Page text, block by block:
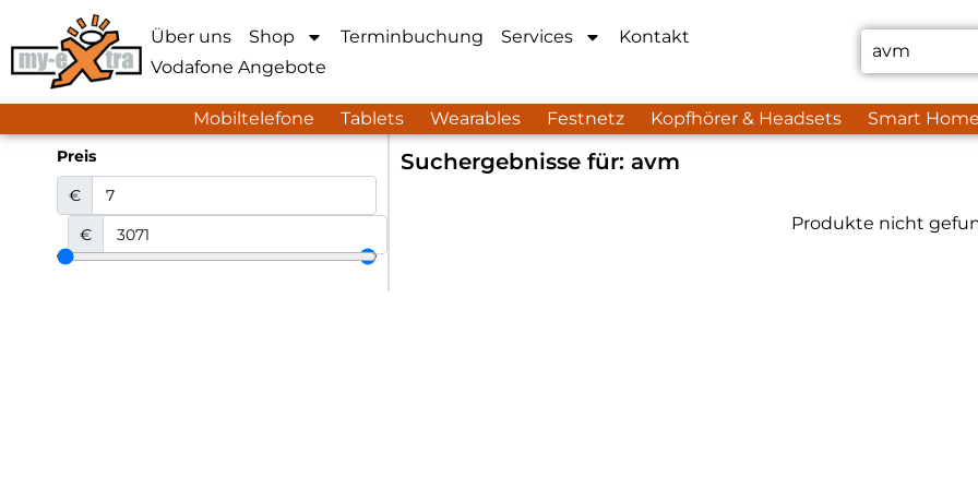
Über uns Shop Terminbuchung Services
Kontakt
Vodafone Angebote
Mobiltelefone Tablets Wearables Festnetz Kopfhörer & Headsets Smart Home
Preis
€
€
Suchergebnisse für: avm
Produkte nicht